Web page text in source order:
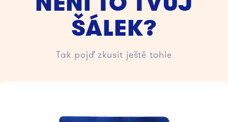
ŠÁLEK?
Tak pojď zkusit ještě tohle